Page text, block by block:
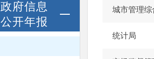
政府信息
公开年报
城市管理
统计局